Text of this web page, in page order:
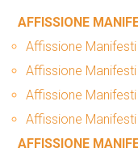
AFFISSIONE
Affissione Manifesti
Affissione Manifesti
Affissione
Affissione
AFFISSIONE